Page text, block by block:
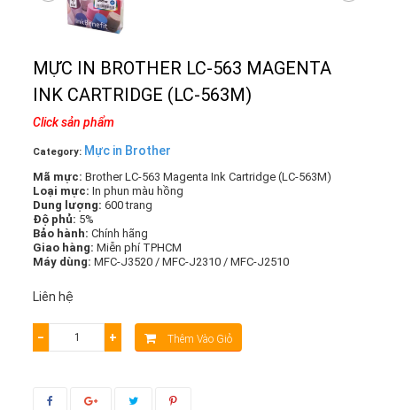
MỰC IN BROTHER LC-563 MAGENTA
INK CARTRIDGE (LC-563M)
Click sản phẩm
Category: Mực in Brother
Mã mực: Brother LC-563 Magenta Ink Cartridge (LC-563M)
Loại mực: In phun màu hồng
Dung lượng: 600 trang
Độ phủ: 5%
Bảo hành: Chính hãng
Giao hàng: Miễn phí TPHCM
Máy dùng: MFC-J3520 / MFC-J2310 / MFC-J2510
Liên hệ
− + Thêm Vào Giỏ